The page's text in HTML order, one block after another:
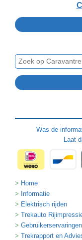
Was de
Laat
Home
Informatie
Elektrisch rijden
Trekauto
Gebruikerservaringen
Trekrapport en